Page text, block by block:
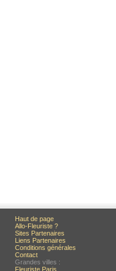
Haut de page
Allo-Fleuriste ?
Sites Partenaires
Liens Partenaires
Conditions générales
Contact
Grandes villes :
Fleuriste Paris